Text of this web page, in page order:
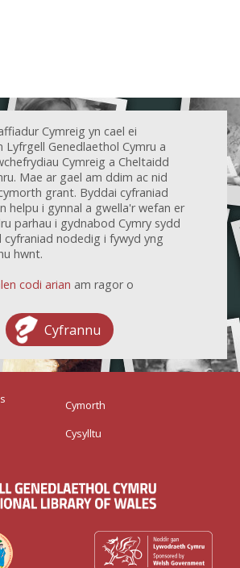
Cymreig yn cael ei
Lyfrgell Genedlaethol Cymru a
Cymreig a Cheltaidd
Mae ar gael am ddim ac nid
grant. Byddai cyfraniad
helpu i gynnal a gwella'r wefan er
parhau i gydnabod Cymry sydd
cyfraniad nodedig i fywyd yng
hwnt.
codi arian am ragor o
Cyfrannu
Cymorth
Cysylltu